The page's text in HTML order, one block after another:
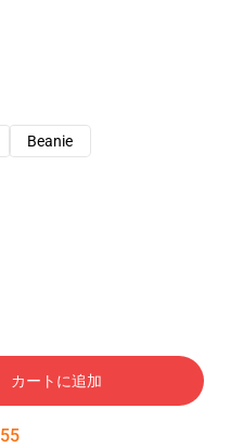
Beanie
カートに追加
54